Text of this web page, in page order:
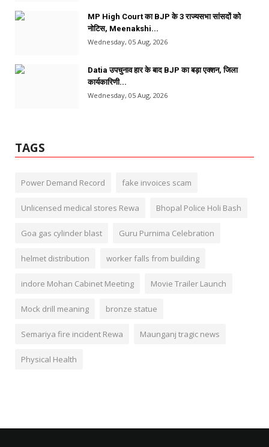
MP High Court का BJP के 3 राज्यसभा सांसदों को
नोटिस, Meenakshi...
Wednesday, 05 Aug, 2026
Datia उपचुनाव हार के बाद BJP का बड़ा एक्शन, जिला
कार्यकारिणी...
Wednesday, 05 Aug, 2026
TAGS
Power Demand Record fake invoices scam
Unlicensed medical stores Rewa Bhopal Police Holi Bash
Goa gas cylinder blast Guru Purnima Celebration
helmet distribution worker falls from building
indore Mohan Cabinet Meeting Movie Trailer Launch
Mock drill meaning bronze statue
Semariya fire incident Rewa Maunganj tragic news
Physical Health